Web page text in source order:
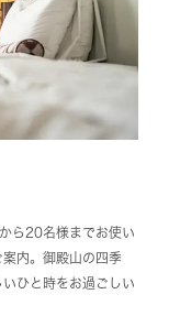
ら20名様までお使い
内。御殿山の四季
ひと時をお過ごしい